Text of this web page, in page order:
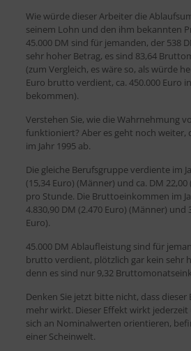
Wie würde dieser Arbeiter die
seinem Lohn und den ihm bekannten
45.000 DM sind für jemanden, der 538
sehr hoher Betrag, es sind 83,64
(zum Vergleich, es wäre so, als würde
Euro brutto verdient, ca. 450.000 Euro
bekommen).
Verstehen Sie, wie die Wahrnehmung
funktioniert? Aber es geht noch weiter,
im Jahr 1995 ab.
Die gleiche Berufsgruppe verdiente im
(15,34 Euro) (Männer) und ca. DM 22,00
pro Stunde. Die Bruttoeinkommen im
4.830,90 DM (2.470 Euro) (Männer) und
Euro).
45.000 DM Ablaufleistung sind für
brutto verdient, plötzlich gar kein sehr
denn es sind nur 9,32
Denken Sie jetzt bitte nicht, dass
mehr wirkt. Dieser Effekt wirkt
sich an Nominalwerten orientieren,
einer Scheinwelt.